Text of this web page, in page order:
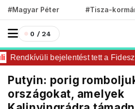
#Magyar Péter #Tisza-
0 / 24
Rendkívüli bejelentést tett a Fidesz
Putyin: porig
országokat, amelyek